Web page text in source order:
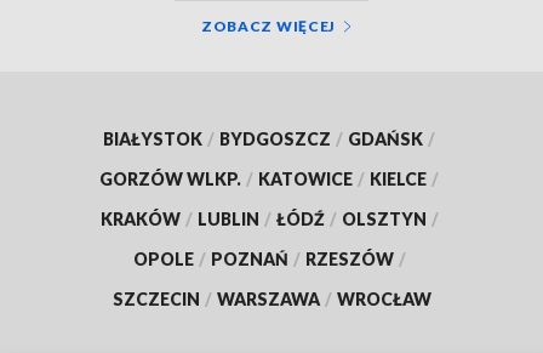
ZOBACZ WIĘCEJ
BIAŁYSTOK / BYDGOSZCZ / GDAŃSK /
GORZÓW WLKP. / KATOWICE / KIELCE /
KRAKÓW / LUBLIN / ŁÓDŹ / OLSZTYN /
OPOLE / POZNAŃ / RZESZÓW /
SZCZECIN / WARSZAWA / WROCŁAW